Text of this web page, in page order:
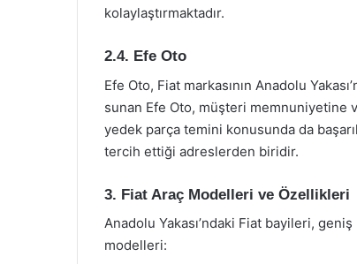
kolaylaştırmaktadır.
2.4. Efe Oto
Efe Oto, Fiat markasının Anadolu
sunan Efe Oto, müşteri memnuniyetine
yedek parça temini konusunda da
tercih ettiği adreslerden biridir.
3. Fiat Araç Modelleri ve Özellikleri
Anadolu Yakası’ndaki Fiat bayileri,
modelleri: